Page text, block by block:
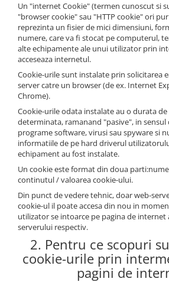
Un "internet Cookie" (termen cunoscut si
"browser cookie" sau "HTTP cookie" ori
reprezinta un fisier de mici dimensiuni,
numere, care va fi stocat pe computerul,
alte echipamente ale unui utilizator prin
acceseaza internetul.
Cookie-urile sunt instalate prin solicitarea
server catre un browser (de ex. Internet
Chrome).
Cookie-urile odata instalate au o durata
determinata, ramanand "pasive", in sensul
programe software, virusi sau spyware si
informatiile de pe hard driverul
echipament au fost instalate.
Un cookie este format din doua
continutul / valoarea cookie-ului.
Din punct de vedere tehnic, doar web-
cookie-ul il poate accesa din nou in
utilizator se intoarce pe pagina de internet
serverului respectiv.
2. Pentru ce scopuri
cookie-urile prin
pagini de